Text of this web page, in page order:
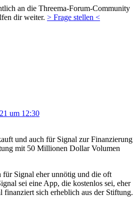
an die Threema-Forum-Community
dir weiter. > Frage stellen <
um 12:30
und auch für Signal zur Finanzierung
mit 50 Millionen Dollar Volumen
für Signal eher unnötig und die oft
sei eine App, die kostenlos sei, eher
finanziert sich erheblich aus der Stiftung.